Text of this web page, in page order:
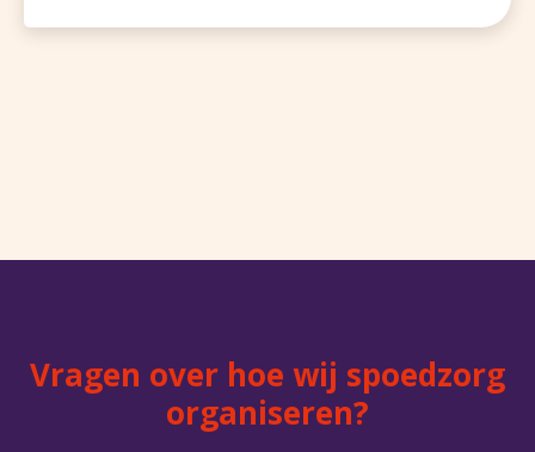
Vragen over hoe wij spoedzorg
organiseren?